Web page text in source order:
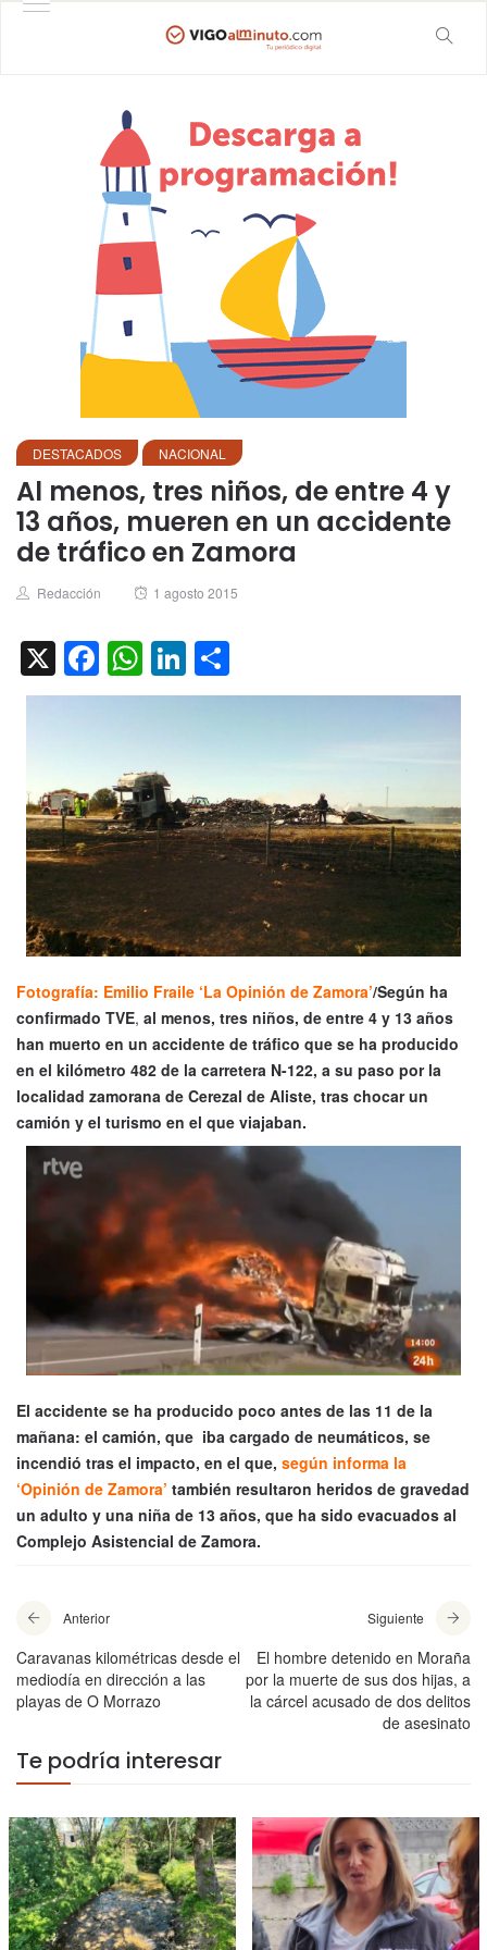
DESTACADOS NACIONAL
Al menos, tres niños, de entre 4 y
13 años, mueren en un accidente
de tráfico en Zamora
Author
Redacción
Posted
1 agosto 2015
X Facebook
WhatsApp
LinkedIn
Fotografía: Emilio Fraile ‘La Opinión de Zamora’/Según ha
confirmado TVE, al menos, tres niños, de entre 4 y 13 años
han muerto en un accidente de tráfico que se ha producido
en el kilómetro 482 de la carretera N-122, a su paso por la
localidad zamorana de Cerezal de Aliste, tras chocar un
camión y el turismo en el que viajaban.
El accidente se ha producido poco antes de las 11 de la
mañana: el camión, que iba cargado de neumáticos, se
incendió tras el impacto, en el que, según informa la
‘Opinión de Zamora’ también resultaron heridos de gravedad
un adulto y una niña de 13 años, que ha sido evacuados al
Complejo Asistencial de Zamora.
Anterior
Caravanas kilométricas desde el
mediodía en dirección a las
playas de O Morrazo
Siguiente
El hombre detenido en Moraña
por la muerte de sus dos hijas, a
la cárcel acusado de dos delitos
de asesinato
Te podría interesar